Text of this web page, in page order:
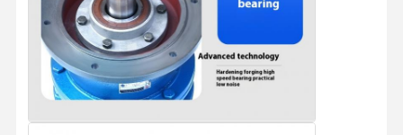
Grue
Moteur à engrenages et frein
Hisser
Équipement de transport